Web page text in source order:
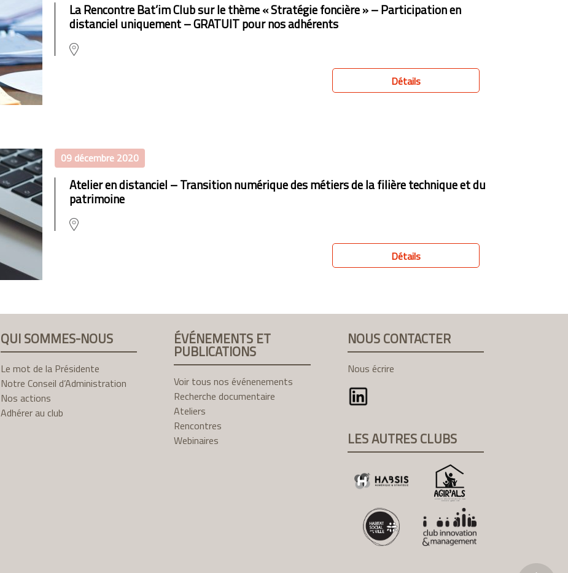
La Rencontre Bat’im Club sur le thème « Stratégie foncière » – Participation en
distanciel uniquement – GRATUIT pour nos adhérents
Détails
09 décembre 2020
Atelier en distanciel – Transition numérique des métiers de la filière technique et du
patrimoine
Détails
QUI SOMMES-NOUS
Le mot de la Présidente
Notre Conseil d’Administration
Nos actions
Adhérer au club
ÉVÉNEMENTS ET
PUBLICATIONS
Voir tous nos événenements
Recherche documentaire
Ateliers
Rencontres
Webinaires
NOUS CONTACTER
Nous écrire
LES AUTRES CLUBS